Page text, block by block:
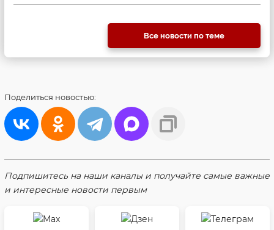
Все новости по теме
Поделиться новостью:
Подпишитесь на наши каналы и получайте самые важные
и интересные новости первым